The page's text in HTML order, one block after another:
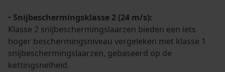
• Snijbeschermingsklasse 2 (24 m/s):
Klasse 2 snijbeschermingslaarzen bieden een iets
hoger beschermingsniveau vergeleken met klasse 1
snijbeschermingslaarzen, gebaseerd op de
kettingsnelheid.